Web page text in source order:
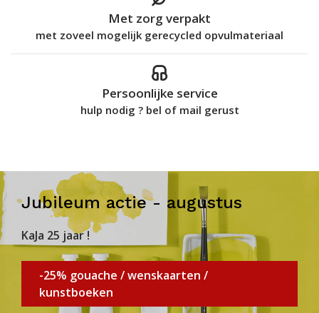
Met zorg verpakt
met zoveel mogelijk gerecycled opvulmateriaal
Persoonlijke service
hulp nodig ? bel of mail gerust
Jubileum actie - augustus
KaJa 25 jaar !
-25% gouache / wenskaarten /
kunstboeken